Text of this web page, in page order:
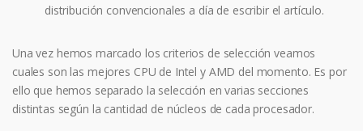
distribución convencionales a día de escribir el artículo.
Una vez hemos marcado los criterios de selección veamos
cuales son las mejores CPU de Intel y AMD del momento. Es por
ello que hemos separado la selección en varias secciones
distintas según la cantidad de núcleos de cada procesador.